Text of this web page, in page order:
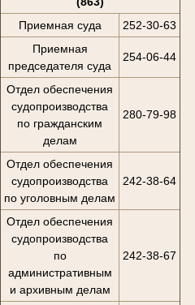
Приемная суда
252-30-63
Приемная
председателя суда
254-06-44
Отдел обеспечения
судопроизводства
по гражданским
делам
280-79-98
Отдел обеспечения
судопроизводства
по уголовным делам
242-38-64
Отдел обеспечения
судопроизводства
по
административным
и архивным делам
242-38-67